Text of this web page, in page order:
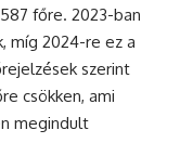
főre. 2023-ban
míg 2024-re ez a
szerint
csökken, ami
megindult